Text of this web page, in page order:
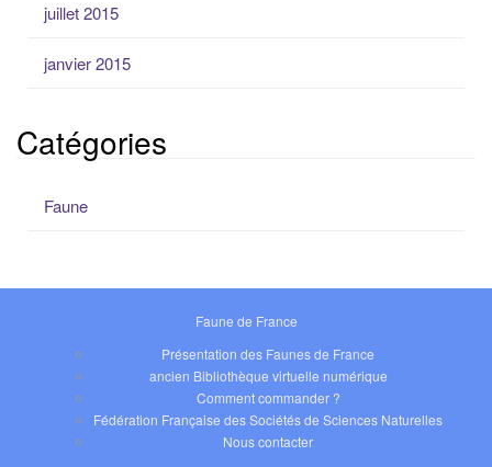
juillet 2015
janvier 2015
Catégories
Faune
Faune de France
Présentation des Faunes de France
ancien Bibliothèque virtuelle numérique
Comment commander ?
Fédération Française des Sociétés de Sciences Naturelles
Nous contacter